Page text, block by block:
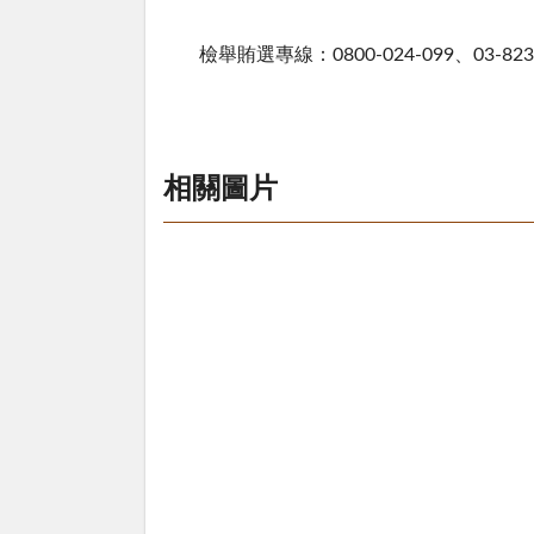
檢舉賄選專線：0800-024-099、03-
相關圖片